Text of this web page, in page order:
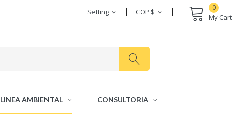
0
My Cart
COP $ expand_more
Setting expand_more
LINEA AMBIENTAL CONSULTORIA